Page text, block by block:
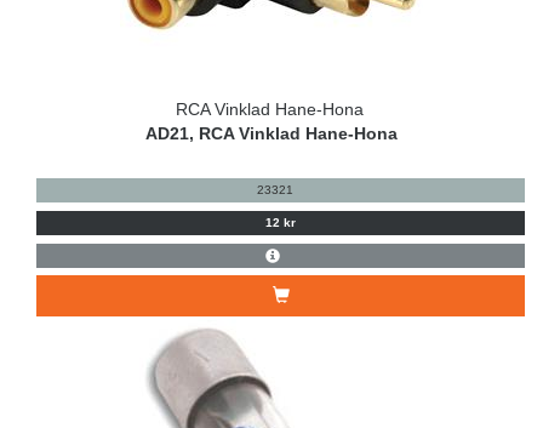
RCA Vinklad Hane-Hona
AD21, RCA Vinklad Hane-Hona
23321
12 kr